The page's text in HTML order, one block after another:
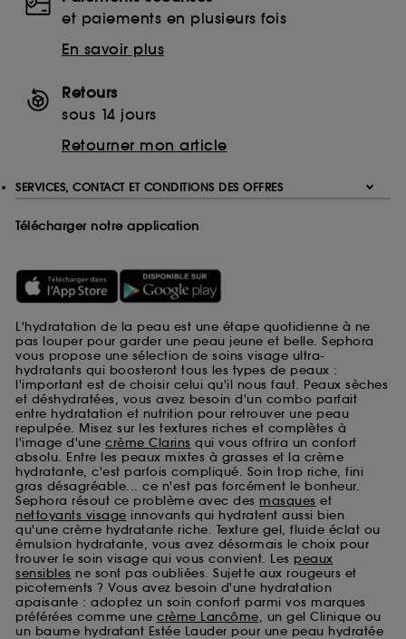
et paiements en plusieurs fois
En savoir plus
Retours
sous 14 jours
Retourner mon article
SERVICES, CONTACT ET CONDITIONS DES OFFRES
Télécharger notre application
L'hydratation de la peau est une étape quotidienne à ne
pas louper pour garder une peau jeune et belle. Sephora
vous propose une sélection de soins visage ultra-
hydratants qui boosteront tous les types de peaux :
l'important est de choisir celui qu'il nous faut. Peaux sèches
et déshydratées, vous avez besoin d'un combo parfait
entre hydratation et nutrition pour retrouver une peau
repulpée. Misez sur les textures riches et complètes à
l'image d'une crème Clarins qui vous offrira un confort
absolu. Entre les peaux mixtes à grasses et la crème
hydratante, c'est parfois compliqué. Soin trop riche, fini
gras désagréable... ce n'est pas forcément le bonheur.
Sephora résout ce problème avec des masques et
nettoyants visage innovants qui hydratent aussi bien
qu'une crème hydratante riche. Texture gel, fluide éclat ou
émulsion hydratante, vous avez désormais le choix pour
trouver le soin visage qui vous convient. Les peaux
sensibles ne sont pas oubliées. Sujette aux rougeurs et
picotements ? Vous avez besoin d'une hydratation
apaisante : adoptez un soin confort parmi vos marques
préférées comme une crème Lancôme, un gel Clinique ou
un baume hydratant Estée Lauder pour une peau hydratée